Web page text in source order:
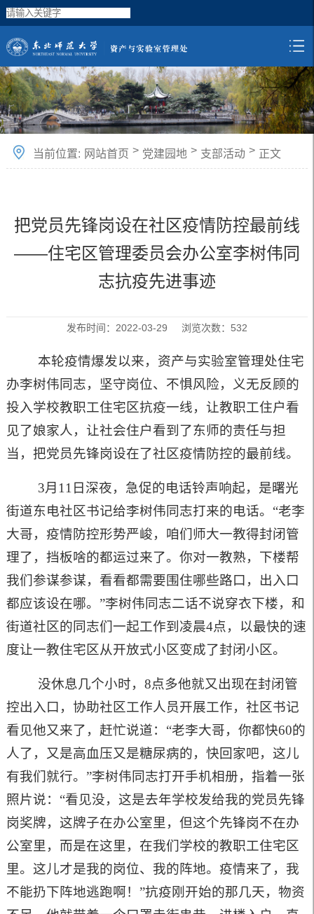
当前位置: 网站首页 > 党建园地 > 支部活动 > 正文
把党员先锋岗设在社区疫情防控最前线
——住宅区管理委员会办公室李树伟同
志抗疫先进事迹
发布时间：2022-03-29 浏览次数： 532
本轮疫情爆发以来，资产与实验室管理处住宅
办李树伟同志，坚守岗位、不惧风险，义无反顾的
投入学校教职工住宅区抗疫一线，让教职工住户看
见了娘家人，让社会住户看到了东师的责任与担
当，把党员先锋岗设在了社区疫情防控的最前线。
3月11日深夜，急促的电话铃声响起，是曙光
街道东电社区书记给李树伟同志打来的电话。“老李
大哥，疫情防控形势严峻，咱们师大一教得封闭管
理了，挡板啥的都运过来了。你对一教熟，下楼帮
我们参谋参谋，看看都需要围住哪些路口，出入口
都应该设在哪。”李树伟同志二话不说穿衣下楼，和
街道社区的同志们一起工作到凌晨4点，以最快的速
度让一教住宅区从开放式小区变成了封闭小区。
没休息几个小时，8点多他就又出现在封闭管
控出入口，协助社区工作人员开展工作，社区书记
看见他又来了，赶忙说道：“老李大哥，你都快60的
人了，又是高血压又是糖尿病的，快回家吧，这儿
有我们就行。”李树伟同志打开手机相册，指着一张
照片说：“看见没，这是去年学校发给我的党员先锋
岗奖牌，这牌子在办公室里，但这个先锋岗不在办
公室里，而是在这里，在我们学校的教职工住宅区
里。这儿才是我的岗位、我的阵地。疫情来了，我
不能扔下阵地逃跑啊！”抗疫刚开始的那几天，物资